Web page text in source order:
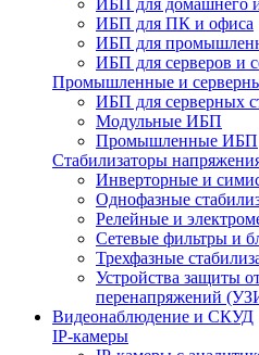
ИБП для домашнего
ИБП для ПК и офиса
ИБП для
ИБП для серверов и
Промышленные и
ИБП для серверных
Модульные ИБП
Промышленные ИБП
Стабилизаторы
Инверторные и
Однофазные
Релейные и
Сетевые фильтры и
Трехфазные
Устройства защиты
перенапряжений
Видеонаблюдение и СКУД
IP-камеры